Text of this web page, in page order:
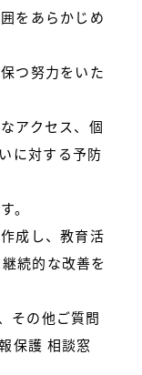
をあらかじめ
つ努力をいた
アクセス、個
に対する予防
。
成し、教育活
続的な改善を
その他ご質問
保護 相談窓